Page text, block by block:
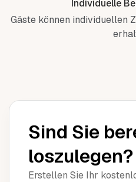
Individuelle
Gäste können individuellen
Sind Sie
loszulegen?
Erstellen Sie Ihr